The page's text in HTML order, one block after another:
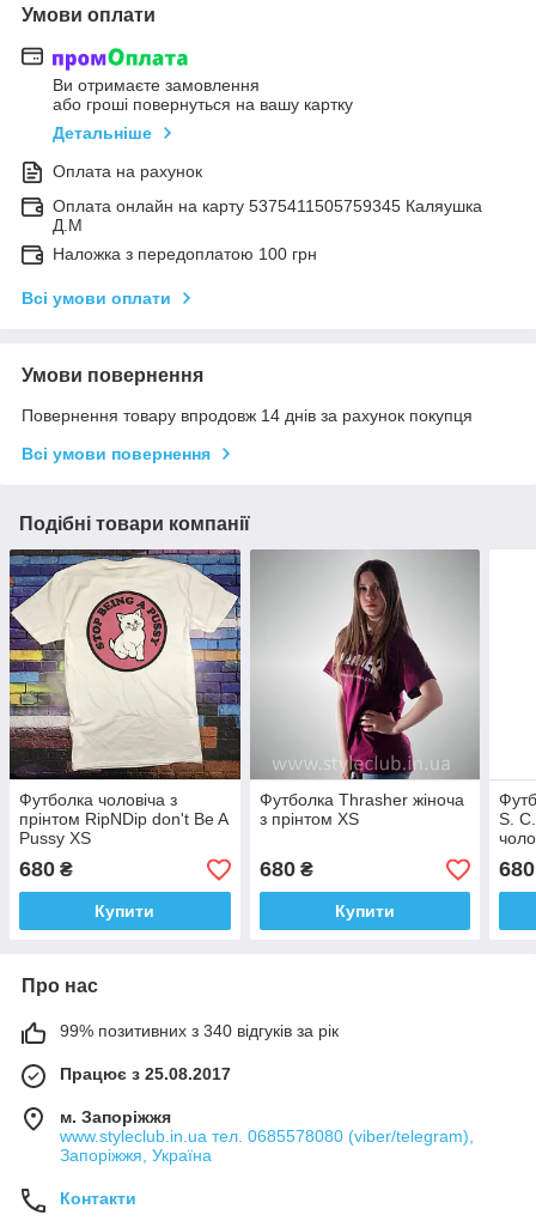
Умови оплати
Ви отримаєте замовлення
або гроші повернуться на вашу картку
Детальніше
Оплата на рахунок
Оплата онлайн на карту 5375411505759345 Каляушка
Д.М
Наложка з передоплатою 100 грн
Всі умови оплати
Умови повернення
Повернення товару впродовж 14 днів за рахунок покупця
Всі умови повернення
Подібні товари компанії
Футболка чоловіча з
прінтом RipNDip don't Be A
Pussy XS
680 ₴
Купити
Футболка Thrasher жіноча
з прінтом XS
680₴
Купити
S.
680
Про нас
99% позитивних з 340 відгуків за рік
Працює з 25.08.2017
м. Запоріжжя
www.styleclub.in.ua тел. 0685578080 (viber/telegram),
Запоріжжя, Україна
Контакти